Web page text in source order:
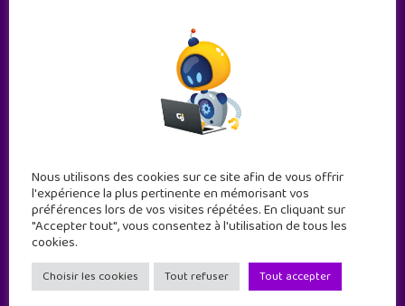
Geek Junior est le premier site de culture numérique
à destination des adolescents.
Nous utilisons des cookies sur ce site afin de vous offrir
l'expérience la plus pertinente en mémorisant vos
préférences lors de vos visites répétées. En cliquant sur
"Accepter tout", vous consentez à l'utilisation de tous les
cookies.
Choisir les cookies Tout refuser Tout accepter